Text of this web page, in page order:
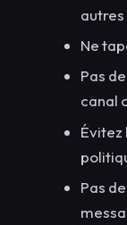
Ne
Pas
canal
Évitez
Pas